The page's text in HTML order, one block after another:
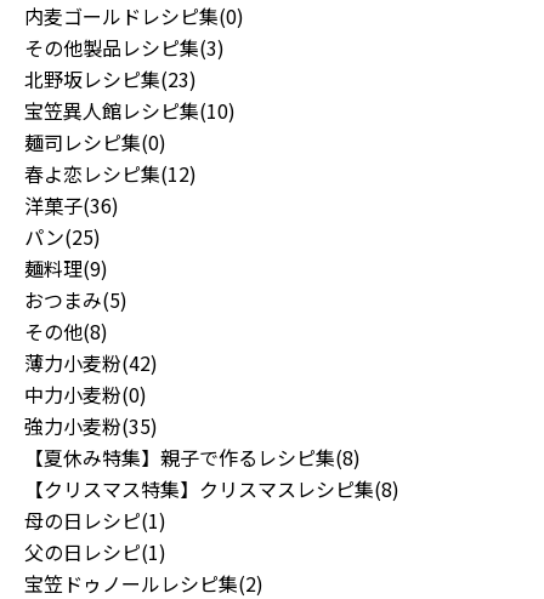
内麦ゴールドレシピ集(0)
その他製品レシピ集(3)
北野坂レシピ集(23)
宝笠異人館レシピ集(10)
麺司レシピ集(0)
春よ恋レシピ集(12)
洋菓子(36)
パン(25)
麺料理(9)
おつまみ(5)
その他(8)
薄力小麦粉(42)
中力小麦粉(0)
強力小麦粉(35)
【夏休み特集】親子で作るレシピ集(8)
【クリスマス特集】クリスマスレシピ集(8)
母の日レシピ(1)
父の日レシピ(1)
宝笠ドゥノールレシピ集(2)